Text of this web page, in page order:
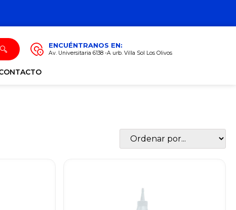
ENCUÉNTRANOS EN:
Av. Universitaria 6138 -A urb. Villa Sol Los Olivos